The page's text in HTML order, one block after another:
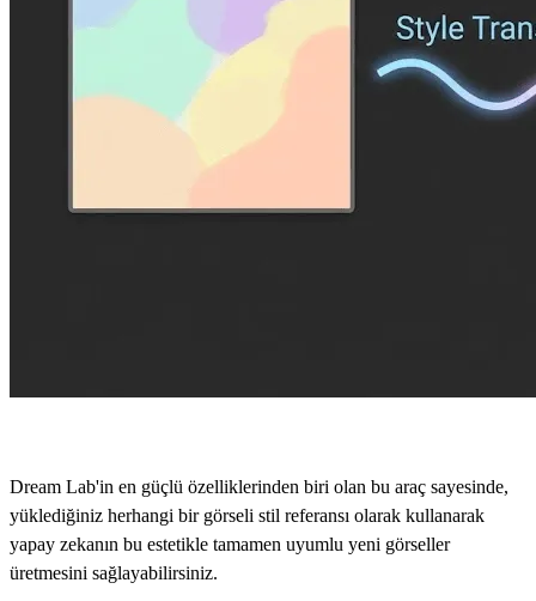
Dream Lab'in en güçlü özelliklerinden biri olan bu araç sayesinde,
yüklediğiniz herhangi bir görseli stil referansı olarak kullanarak
yapay zekanın bu estetikle tamamen uyumlu yeni görseller
üretmesini sağlayabilirsiniz.